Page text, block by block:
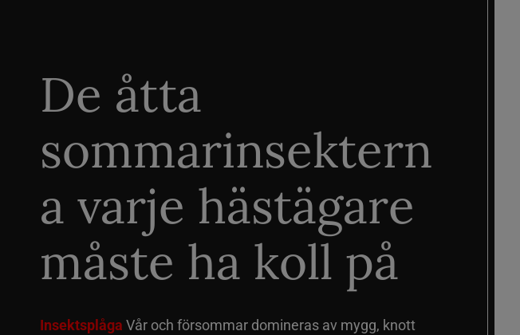
De åtta
sommarinsektern
a varje hästägare
måste ha koll på
Insektsplåga Vår och försommar domineras av mygg, knott